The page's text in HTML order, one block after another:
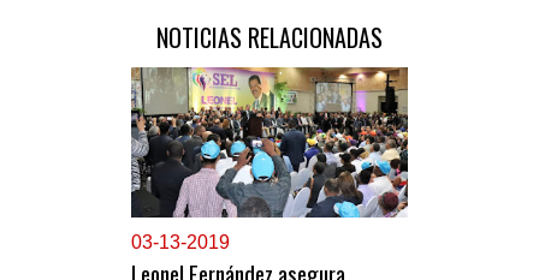
NOTICIAS RELACIONADAS
03-13-2019
Leonel Fernández asegura